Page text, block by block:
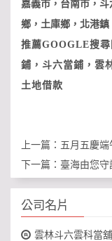
嘉義市，台南市，
鄉，土庫鄉，北港
推薦GOOGLE搜
鋪，斗六當鋪，雲
土地借款
上一篇： 五月五慶
下一篇： 臺海由您
公司名片
雲林斗六雲科當舖